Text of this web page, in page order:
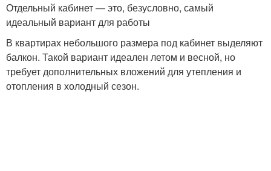
Отдельный кабинет — это, безусловно, самый
идеальный вариант для работы
В квартирах небольшого размера под кабинет выделяют
балкон. Такой вариант идеален летом и весной, но
требует дополнительных вложений для утепления и
отопления в холодный сезон.